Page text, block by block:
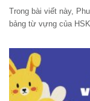
Trong bài viết này,
bảng từ vựng của